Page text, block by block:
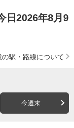
日2026年8月9
駅・路線について
今週末